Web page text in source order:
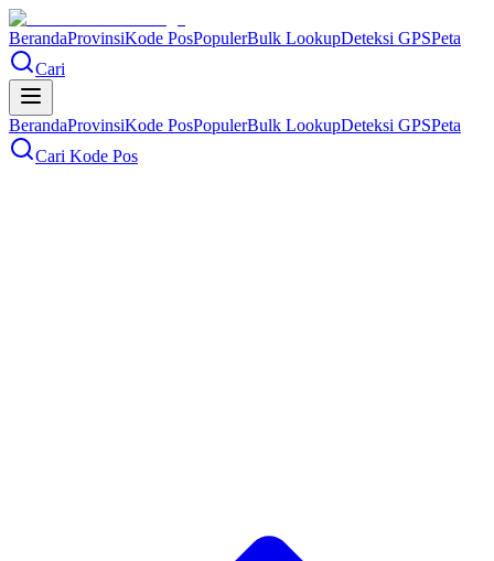
BerandaProvinsiKode PosPopulerBulk LookupDeteksi GPSPeta
Cari
BerandaProvinsiKode PosPopulerBulk LookupDeteksi GPSPeta
Cari Kode Pos